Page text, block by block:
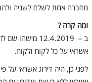
מחברה אחת לשלם לשניה
ומה קרה ?
ב – 12.4.2019
אשראי על כל לקוח ולקוח.